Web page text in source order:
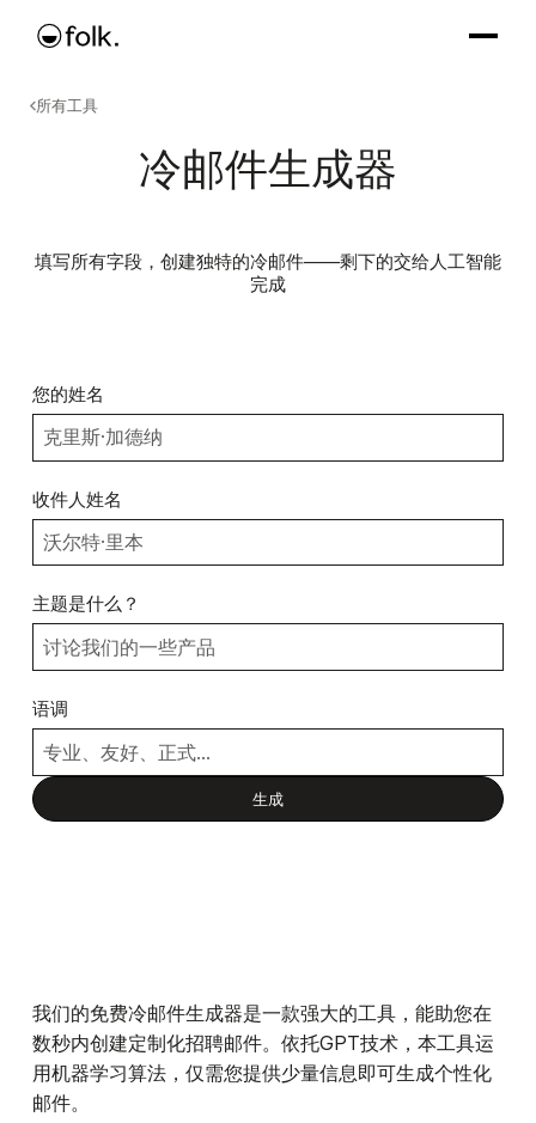
所有工具
冷邮件生成器
填写所有字段，创建独特的冷邮件——剩下的交给人工智能
完成
您的姓名
收件人姓名
主题是什么？
语调
我们的免费冷邮件生成器是一款强大的工具，能助您在
数秒内创建定制化招聘邮件。依托GPT技术，本工具运
用机器学习算法，仅需您提供少量信息即可生成个性化
邮件。